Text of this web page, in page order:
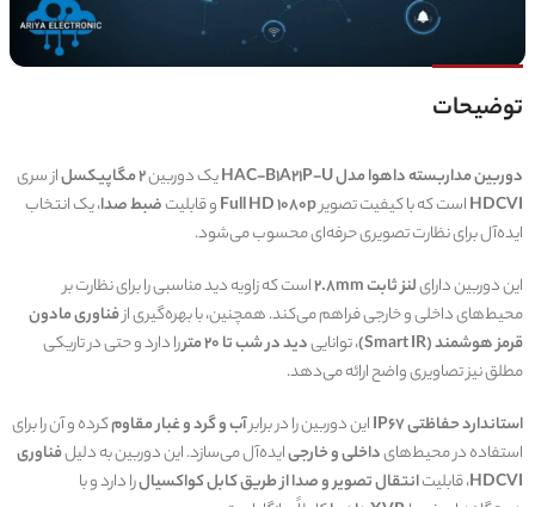
توضیحات
دوربین مداربسته داهوا مدل HAC-B1A21P-U یک دوربین2 مگاپیکسل
از سری
HDCVIاست که با کیفیت تصویرFull HD 1080pو قابلیتضبط صدا، یک انتخاب
ایده‌آل برای نظارت تصویری حرفه‌ای محسوب می‌شود.
این دوربین دارایلنز ثابت 2.8mm
است که زاویه دید مناسبی را برای نظارت بر
محیط‌های داخلی و خارجی فراهم می‌کند. همچنین، با بهره‌گیری ازفناوری مادون
قرمز هوشمند (Smart IR)
، تواناییدید در شب تا 20 متر
را دارد و حتی در تاریکی
مطلق نیز تصاویری واضح ارائه می‌دهد.
استاندارد حفاظتی IP67
این دوربین را در برابرآب و گرد و غبار مقاومکرده و آن را برای
استفاده در محیط‌هایداخلی و خارجیایده‌آل می‌سازد. این دوربین به دلیلفناوری
HDCVI، قابلیتانتقال تصویر و صدا از طریق کابل کواکسیالرا دارد و با